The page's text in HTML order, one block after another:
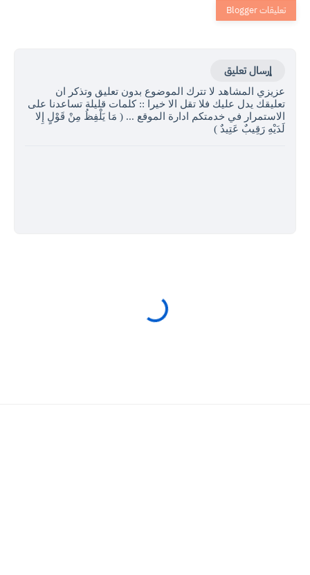
إرسال تعليق
عزيزي المشاهد لا تترك الموضوع بدون تعليق وتذكر ان
تعليقك يدل عليك فلا تقل الا خيرا :: كلمات قليلة تساعدنا على
الاستمرار في خدمتكم ادارة الموقع ... ( مَا يَلْفِظُ مِنْ قَوْلٍ إِلا
لَدَيْهِ رَقِيبٌ عَتِيدٌ )